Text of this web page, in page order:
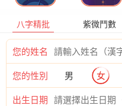
八字精批 紫微鬥數
您的姓名
您的性別 男 女
出生日期